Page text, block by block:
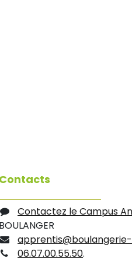
Contacts
Contactez le Campus
BOULANGER
06.07.00.55.50.